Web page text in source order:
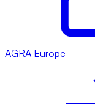
AGRA Europe